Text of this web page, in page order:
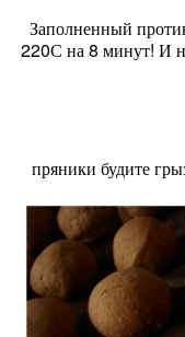
Заполненный
220С на 8 минут! И
пряники будите